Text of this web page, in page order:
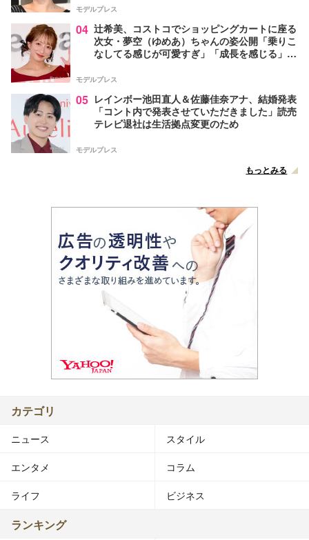
モデルプレス
04 辻希美、コストコでショッピングカートに座る
次女・夢空（ゆめあ）ちゃんの姿公開「乗りこ
なしてる感じが可愛すぎ」「成長を感じる」の
モデルプレス
05 レインボー池田直人＆佐藤佳奈アナ、結婚発表
「コント内で発表させていただきました」読売
テレビ退社は生活拠点変更のため
モデルプレス
もっとみる
カテゴリ
ニュース スタイル
エンタメ コラム
ライフ ビジネス
ランキング